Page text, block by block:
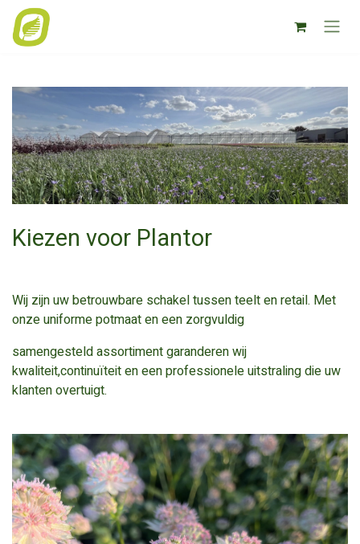
Skip to Content
Kiezen voor Plantor
Wij zijn uw betrouwbare schakel tussen teelt en retail. Met
onze uniforme potmaat en een zorgvuldig
samengesteld assortiment garanderen wij
kwaliteit,continuïteit en een professionele uitstraling die uw
klanten overtuigt.